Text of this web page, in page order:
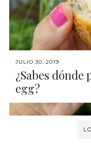
JULIO 30, 2019
¿Sabes
egg?